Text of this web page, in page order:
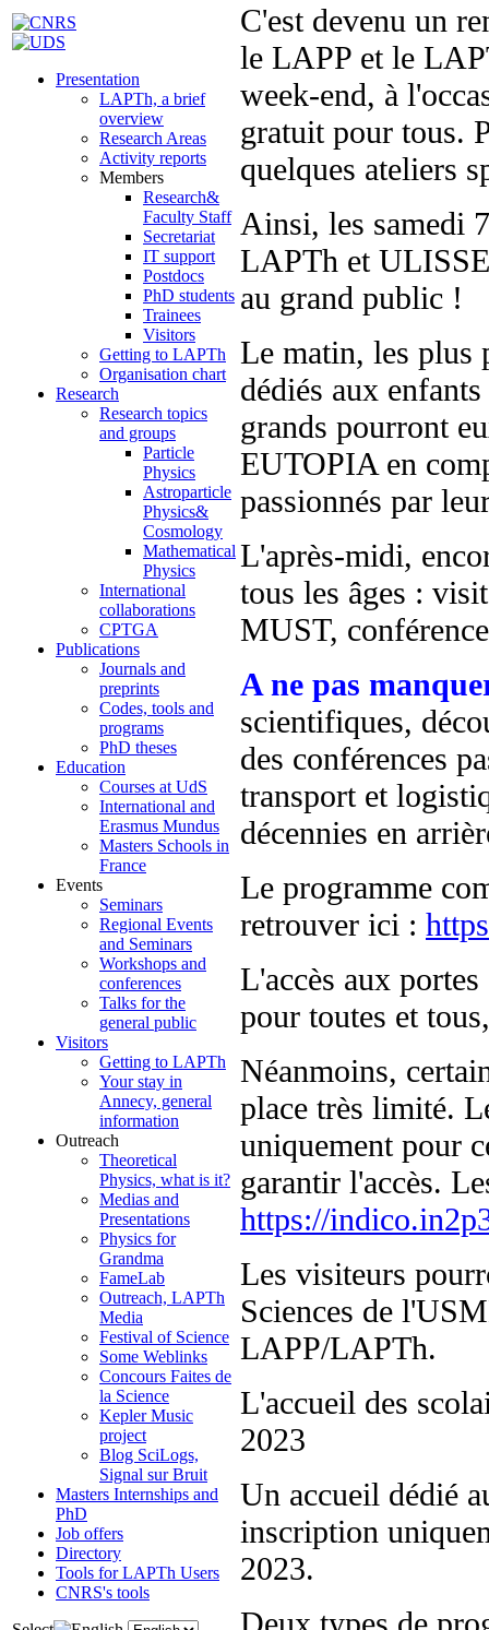
Presentation
LAPTh, a brief
overview
Research Areas
Activity reports
Members
Research&
Faculty Staff
Secretariat
IT support
Postdocs
PhD students
Trainees
Visitors
Getting to LAPTh
Organisation chart
Research
Research topics
and groups
Particle
Physics
Astroparticle
Physics&
Cosmology
Mathematical
Physics
International
collaborations
CPTGA
Publications
Journals and
preprints
Codes, tools and
programs
PhD theses
Education
Courses at UdS
International and
Erasmus Mundus
Masters Schools in
France
Events
Seminars
Regional Events
and Seminars
Workshops and
conferences
Talks for the
general public
Visitors
Getting to LAPTh
Your stay in
Annecy, general
information
Outreach
Theoretical
Physics, what is it?
Medias and
Presentations
Physics for
Grandma
FameLab
Outreach, LAPTh
Media
Festival of Science
Some Weblinks
Concours Faites de
la Science
Kepler Music
project
Blog SciLogs,
Signal sur Bruit
Masters Internships and
PhD
Job offers
Directory
Tools for LAPTh Users
CNRS's tools
C'est devenu un
le LAPP et le
week-end, à
gratuit pour tous.
quelques ateliers
Ainsi, les samedi
LAPTh et
au grand public !
Le matin, les plus
dédiés aux
grands pourront
EUTOPIA en
passionnés par
L'après-midi,
tous les âges :
MUST,
A ne pas
scientifiques,
des conférences
transport et
décennies en
Le programme
retrouver ici :
L'accès aux
pour toutes et
Néanmoins,
place très limité.
uniquement pour
garantir l'accès.
https://
Les visiteurs
Sciences de
LAPP/LAPTh.
L'accueil des
2023
Un accueil dédié
inscription
2023.
Deux types de